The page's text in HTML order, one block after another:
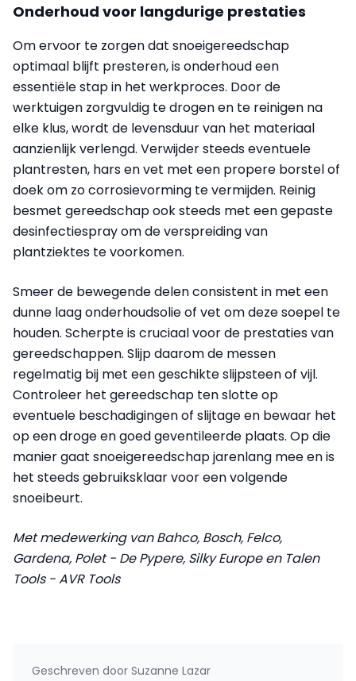
Onderhoud voor langdurige prestaties
Om ervoor te zorgen dat snoeigereedschap
optimaal blijft presteren, is onderhoud een
essentiële stap in het werkproces. Door de
werktuigen zorgvuldig te drogen en te reinigen na
elke klus, wordt de levensduur van het materiaal
aanzienlijk verlengd. Verwijder steeds eventuele
plantresten, hars en vet met een propere borstel of
doek om zo corrosievorming te vermijden. Reinig
besmet gereedschap ook steeds met een gepaste
desinfectiespray om de verspreiding van
plantziektes te voorkomen.
Smeer de bewegende delen consistent in met een
dunne laag onderhoudsolie of vet om deze soepel te
houden. Scherpte is cruciaal voor de prestaties van
gereedschappen. Slijp daarom de messen
regelmatig bij met een geschikte slijpsteen of vijl.
Controleer het gereedschap ten slotte op
eventuele beschadigingen of slijtage en bewaar het
op een droge en goed geventileerde plaats. Op die
manier gaat snoeigereedschap jarenlang mee en is
het steeds gebruiksklaar voor een volgende
snoeibeurt.
Met medewerking van Bahco, Bosch, Felco,
Gardena, Polet - De Pypere, Silky Europe en Talen
Tools - AVR Tools
Geschreven door Suzanne Lazar